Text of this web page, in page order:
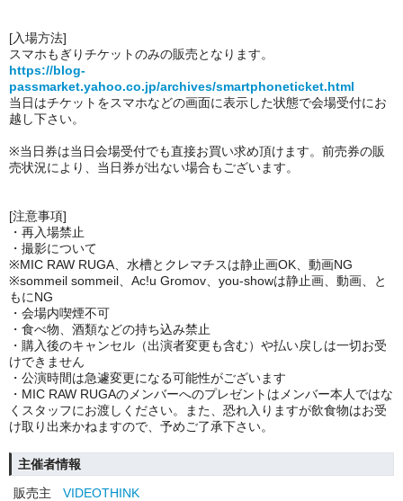
[入場方法]
スマホもぎりチケットのみの販売となります。
https://blog-
passmarket.yahoo.co.jp/archives/smartphoneticket.html
当日はチケットをスマホなどの画面に表示した状態で会場受付にお
越し下さい。
※当日券は当日会場受付でも直接お買い求め頂けます。前売券の販
売状況により、当日券が出ない場合もございます。
[注意事項]
・再入場禁止
・撮影について
※MIC RAW RUGA、水槽とクレマチスは静止画OK、動画NG
※sommeil sommeil、Ac!u Gromov、you-showは静止画、動画、と
もにNG
・会場内喫煙不可
・食べ物、酒類などの持ち込み禁止
・購入後のキャンセル（出演者変更も含む）や払い戻しは一切お受
けできません
・公演時間は急遽変更になる可能性がございます
・MIC RAW RUGAのメンバーへのプレゼントはメンバー本人ではな
くスタッフにお渡しください。また、恐れ入りますが飲食物はお受
け取り出来かねますので、予めご了承下さい。
主催者情報
販売主
VIDEOTHINK